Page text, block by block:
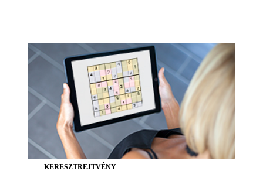
KERESZTREJTVÉNY